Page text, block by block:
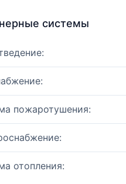
системы
пожаротушения:
отопления: